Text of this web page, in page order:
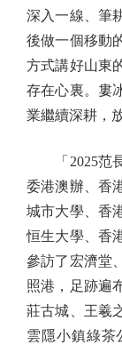
深入一線、筆
後做一個移動
方式講好山東
存在心裏。婁
業繼續深耕，
「2025范長
委港澳辦、香
城市大學、香
恒生大學、香
參訪了宏濟堂
照港，足跡遍
莊古城、王羲
雲隱小鎮綠茶